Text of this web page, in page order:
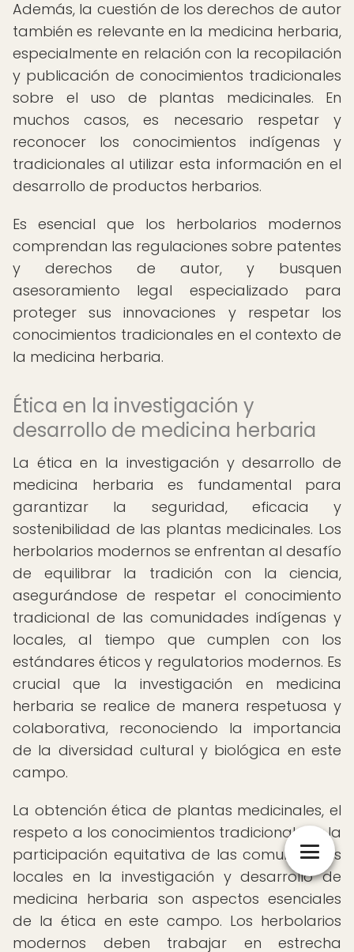
Además, la cuestión de los derechos de autor
también es relevante en la medicina herbaria,
especialmente en relación con la recopilación
y publicación de conocimientos tradicionales
sobre el uso de plantas medicinales. En
muchos casos, es necesario respetar y
reconocer los conocimientos indígenas y
tradicionales al utilizar esta información en el
desarrollo de productos herbarios.
Es esencial que los herbolarios modernos
comprendan las regulaciones sobre patentes
y derechos de autor, y busquen
asesoramiento legal especializado para
proteger sus innovaciones y respetar los
conocimientos tradicionales en el contexto de
la medicina herbaria.
Ética en la investigación y
desarrollo de medicina herbaria
La ética en la investigación y desarrollo de
medicina herbaria es fundamental para
garantizar la seguridad, eficacia y
sostenibilidad de las plantas medicinales. Los
herbolarios modernos se enfrentan al desafío
de equilibrar la tradición con la ciencia,
asegurándose de respetar el conocimiento
tradicional de las comunidades indígenas y
locales, al tiempo que cumplen con los
estándares éticos y regulatorios modernos. Es
crucial que la investigación en medicina
herbaria se realice de manera respetuosa y
colaborativa, reconociendo la importancia
de la diversidad cultural y biológica en este
campo.
La obtención ética de plantas medicinales, el
respeto a los conocimientos tradicionales y la
participación equitativa de las comunidades
locales en la investigación y desarrollo de
medicina herbaria son aspectos esenciales
de la ética en este campo. Los herbolarios
modernos deben trabajar en estrecha